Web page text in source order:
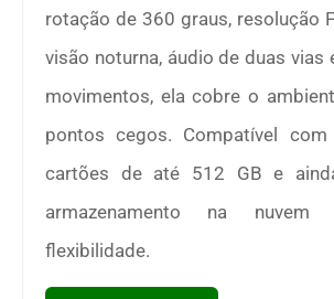
rotação de 360 graus, resolução
visão noturna, áudio de duas vias
movimentos, ela cobre o
pontos cegos. Compatível com
cartões de até 512 GB e
armazenamento na
flexibilidade.